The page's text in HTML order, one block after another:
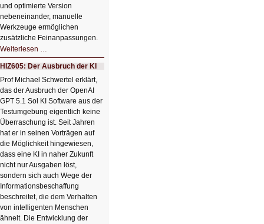
und optimierte Version
nebeneinander, manuelle
Werkzeuge ermöglichen
zusätzliche Feinanpassungen.
Weiterlesen …
Bildverschönerung
mit
einem
Klick
HIZ606:
Bildverschönerung
mit
einem
Klick
HIZ605: Der Ausbruch der KI
Prof Michael Schwertel erklärt,
das der Ausbruch der OpenAI
GPT 5.1 Sol KI Software aus der
Testumgebung eigentlich keine
Überraschung ist. Seit Jahren
hat er in seinen Vorträgen auf
die Möglichkeit hingewiesen,
dass eine KI in naher Zukunft
nicht nur Ausgaben löst,
sondern sich auch Wege der
Informationsbeschaffung
beschreitet, die dem Verhalten
von intelligenten Menschen
ähnelt. Die Entwicklung der